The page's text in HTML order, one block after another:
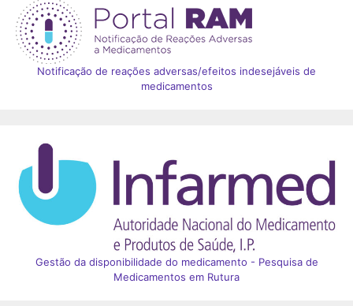
Notificação de reações adversas/efeitos indesejáveis de
medicamentos
Gestão da disponibilidade do medicamento - Pesquisa de
Medicamentos em Rutura